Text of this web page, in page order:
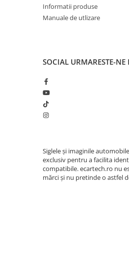
Chei si truse chei
Aparate de lipit si capsat
Masini de polisat
Prelungitoare
Aeroterme
Boxe & Subwoofer Auto
Difuzore Auto
Informatii produse
Manuale de utlizare
SOCIAL URMARESTE-
Siglele și imaginile
exclusiv pentru a facilita
compatibile. ecartech.ro nu
mărci și nu pretinde o astfel